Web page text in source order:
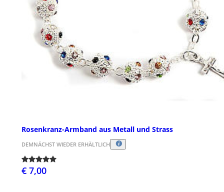
Rosenkranz-Armband aus Metall und Strass
DEMNÄCHST WIEDER ERHÄLTLICH
€ 7,00